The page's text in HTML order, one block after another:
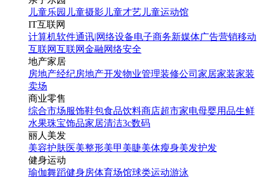
儿童乐园 儿童摄影 儿童才艺 儿童运动馆
IT互联网
计算机软件通讯|网络设备电子商务新媒体广告营销移动
互联网互联网金融网络安全
地产家居
房地产经纪房地产开发物业管理装修公司 家居家装家装
卖场
商业零售
综合市场服饰鞋包食品饮料商店超市家电母婴用品生鲜
水果珠宝饰品家居清洁3c数码
丽人美发
美容护肤医美整形美甲美睫美体瘦身美发护发
健身运动
瑜伽舞蹈健身房体育场馆球类运动游泳